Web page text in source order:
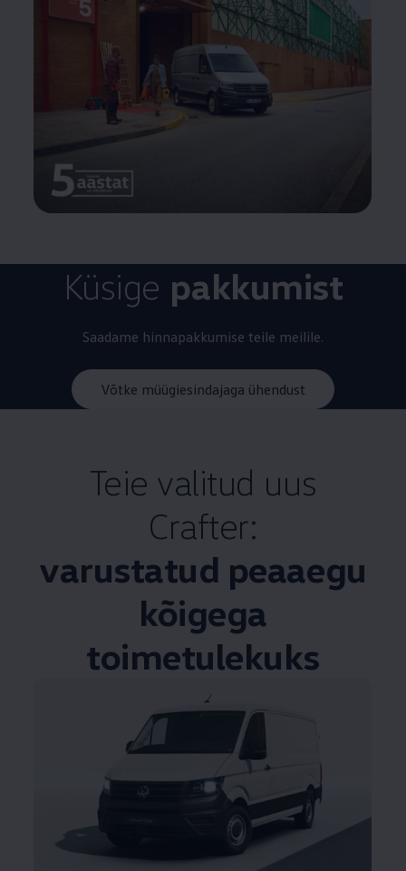
Küsige pakkumist
Saadame hinnapakkumise teile meilile.
Võtke müügiesindajaga ühendust
Teie valitud uus
Crafter:
varustatud peaaegu
kõigega
toimetulekuks